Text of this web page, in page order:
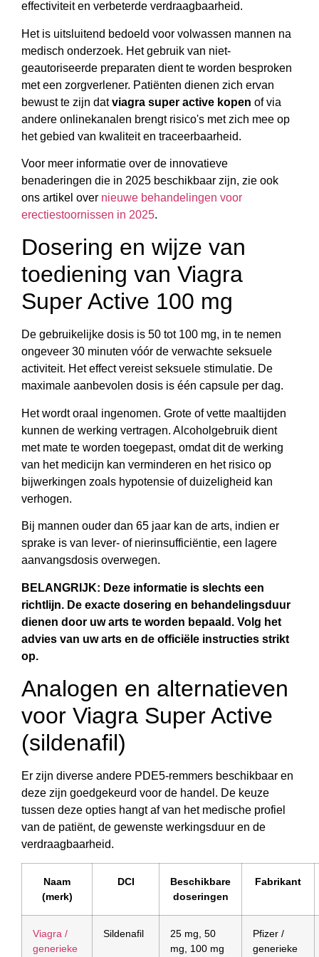
effectiviteit en verbeterde verdraagbaarheid.
Het is uitsluitend bedoeld voor volwassen mannen na
medisch onderzoek. Het gebruik van niet-
geautoriseerde preparaten dient te worden besproken
met een zorgverlener. Patiënten dienen zich ervan
bewust te zijn datviagra super active kopen of via
andere onlinekanalen brengt risico's met zich mee op
het gebied van kwaliteit en traceerbaarheid.
Voor meer informatie over de innovatieve
benaderingen die in 2025 beschikbaar zijn, zie ook
ons artikel over nieuwe behandelingen voor
erectiestoornissen in 2025.
Dosering en wijze van
toediening van Viagra
Super Active 100 mg
De gebruikelijke dosis is 50 tot 100 mg, in te nemen
ongeveer 30 minuten vóór de verwachte seksuele
activiteit. Het effect vereist seksuele stimulatie. De
maximale aanbevolen dosis is één capsule per dag.
Het wordt oraal ingenomen. Grote of vette maaltijden
kunnen de werking vertragen. Alcoholgebruik dient
met mate te worden toegepast, omdat dit de werking
van het medicijn kan verminderen en het risico op
bijwerkingen zoals hypotensie of duizeligheid kan
verhogen.
Bij mannen ouder dan 65 jaar kan de arts, indien er
sprake is van lever- of nierinsufficiëntie, een lagere
aanvangsdosis overwegen.
BELANGRIJK: Deze informatie is slechts een
richtlijn. De exacte dosering en behandelingsduur
dienen door uw arts te worden bepaald. Volg het
advies van uw arts en de officiële instructies strikt
op.
Analogen en alternatieven
voor Viagra Super Active
(sildenafil)
Er zijn diverse andere PDE5-remmers beschikbaar en
deze zijn goedgekeurd voor de handel. De keuze
tussen deze opties hangt af van het medische profiel
van de patiënt, de gewenste werkingsduur en de
verdraagbaarheid.
Naam
(merk)
DCI
Beschikbare
doseringen
Fabrikant
Viagra /
generieke
Sildenafil
25 mg, 50
mg, 100 mg
Pfizer /
generieke